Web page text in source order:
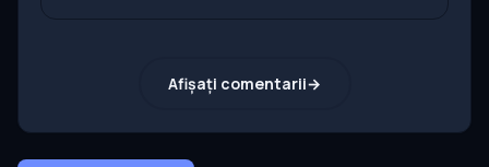
Afișați comentarii